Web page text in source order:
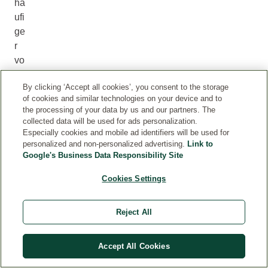
hä
ufi
ge
r
vo
en
da
nn
jet
By clicking ‘Accept all cookies’, you consent to the storage
of cookies and similar technologies on your device and to
the processing of your data by us and our partners. The
collected data will be used for ads personalization.
Especially cookies and mobile ad identifiers will be used for
personalized and non-personalized advertising. Link to
Google's Business Data Responsibility Site
Cookies Settings
Reject All
Accept All Cookies